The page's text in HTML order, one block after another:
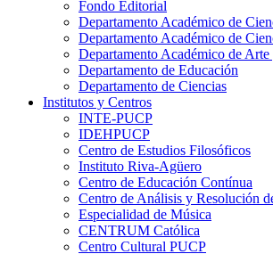
Fondo Editorial
Departamento Académico de
Departamento Académico de
Departamento Académico de
Departamento de Educación
Departamento de Ciencias
Institutos y Centros
INTE-PUCP
IDEHPUCP
Centro de Estudios Filosóficos
Instituto Riva-Agüero
Centro de Educación Contínua
Centro de Análisis y Resolución
Especialidad de Música
CENTRUM Católica
Centro Cultural PUCP